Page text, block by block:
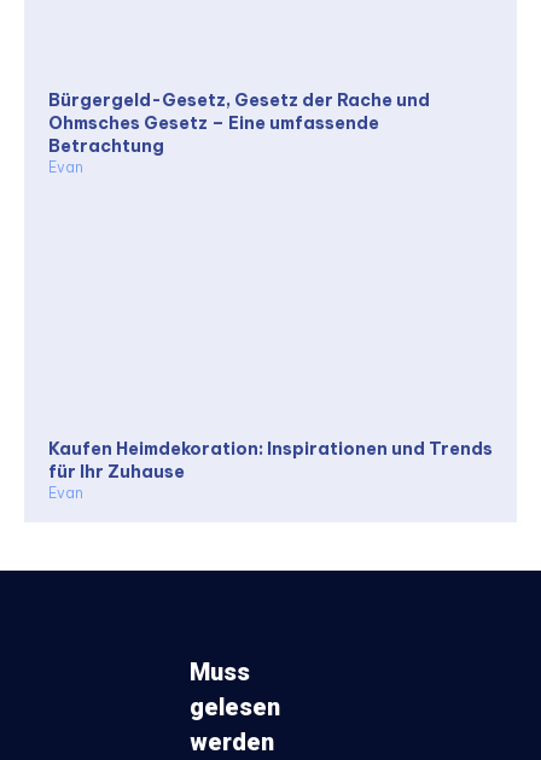
Bürgergeld-Gesetz, Gesetz der Rache und
Ohmsches Gesetz – Eine umfassende
Betrachtung
Evan
Kaufen Heimdekoration: Inspirationen und Trends
für Ihr Zuhause
Evan
Muss
gelesen
werden